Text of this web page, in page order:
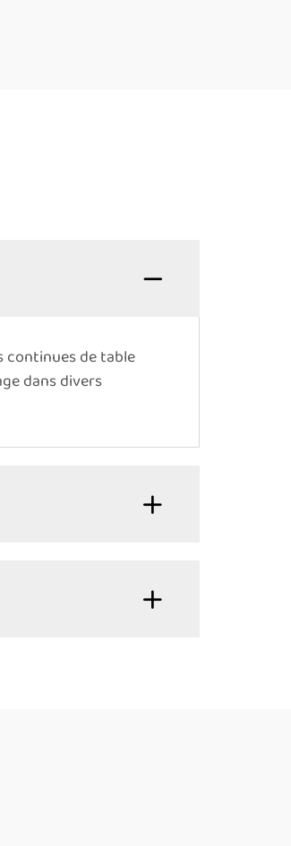
continues de table
dans divers